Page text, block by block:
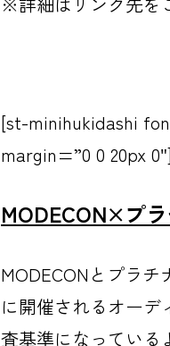
[st-minihukidashi
margin=”0 0 20px
MODECON×プ
MODECONとプラ
に開催されるオー
査基準になっている